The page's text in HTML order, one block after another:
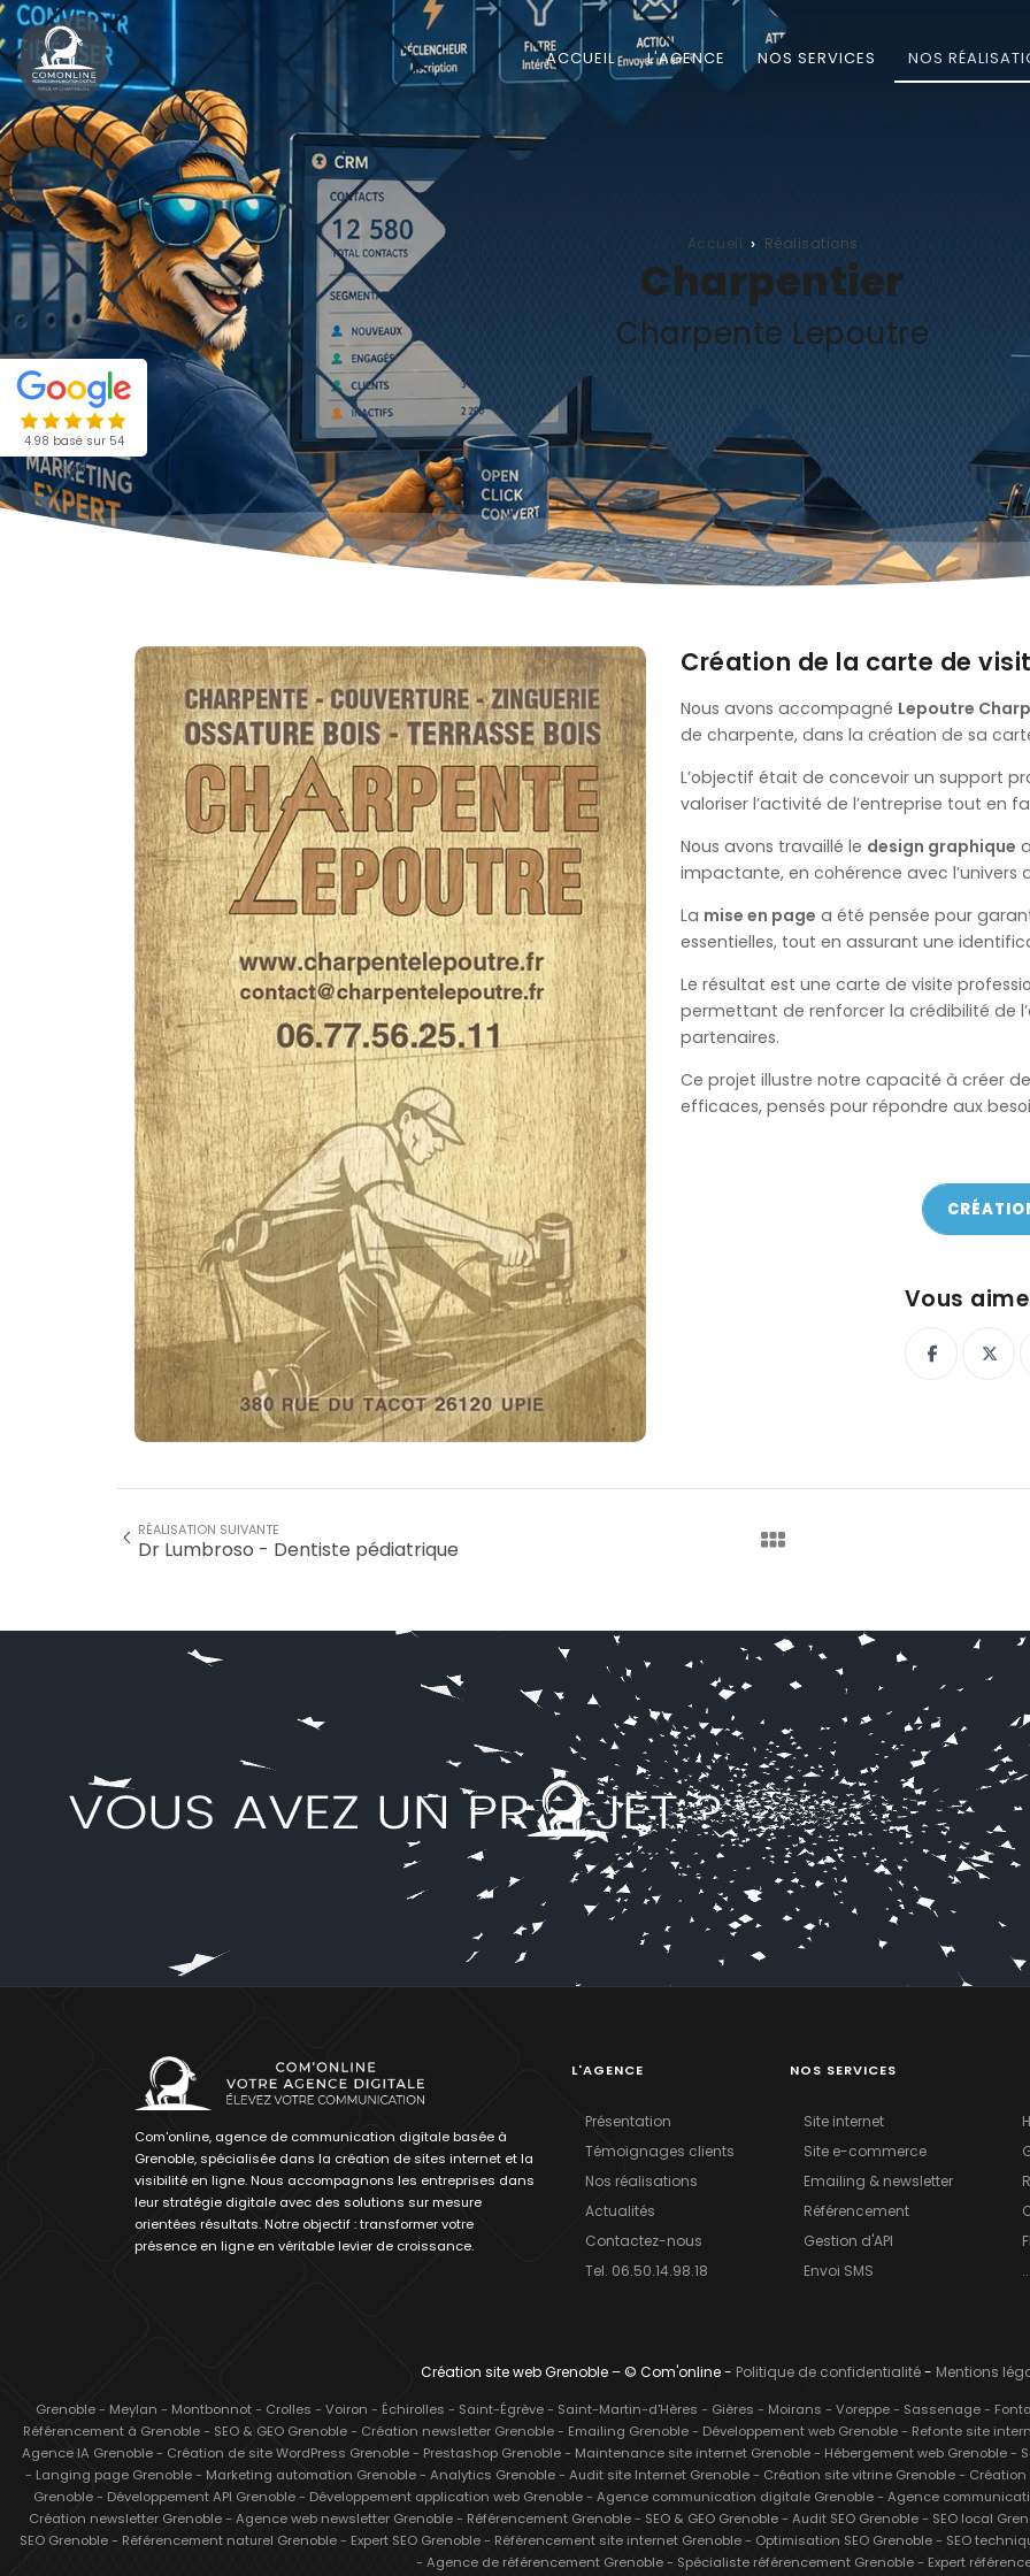
ACCUEIL L'AGENCE NOS SERVICES NOS
Accueil Réalisations
Charpentier
Charpente Lepoutre
4.98 basé sur 54
avis
Création de la carte de
Nous avons accompagné Lepoutre
de charpente, dans la création de sa
L’objectif était de concevoir un support
valoriser l’activité de l’entreprise tout en
Nous avons travaillé le design graphique
impactante, en cohérence avec l’univers
La mise en page a été pensée pour
essentielles, tout en assurant une
Le résultat est une carte de visite
permettant de renforcer la crédibilité de
partenaires.
Ce projet illustre notre capacité à créer
efficaces, pensés pour répondre aux
Vous
RÉALISATION SUIVANTE
Dr Lumbroso - Dentiste pédiatrique
Com'online, agence de communication digitale basée à
Grenoble, spécialisée dans la création de sites internet et la
visibilité en ligne. Nous accompagnons les entreprises dans
leur stratégie digitale avec des solutions sur mesure
orientées résultats. Notre objectif : transformer votre
présence en ligne en véritable levier de croissance.
L'AGENCE
Présentation
Témoignages clients
Nos réalisations
Actualités
Contactez-nous
Tel. 06.50.14.98.18
NOS SERVICES
Site internet
Site e-commerce
Emailing & newsletter
Référencement
Gestion d'API
Envoi SMS
...
Création site web Grenoble – © Com'online - Politique de confidentialité- Mentions
Grenoble- Meylan - Montbonnot- Crolles - Voiron - Échirolles - Saint-Égrève- Saint-Martin-d'Hères - Gières - Moirans - Voreppe- Sassenage-
Référencement à Grenoble- SEO & GEO Grenoble- Création newsletter Grenoble- Emailing Grenoble- Développement web Grenoble- Refonte site
Agence IA Grenoble- Création de site WordPress Grenoble- Prestashop Grenoble- Maintenance site internet Grenoble- Hébergement web Grenoble-
- Langing page Grenoble- Marketing automation Grenoble- Analytics Grenoble- Audit site Internet Grenoble- Création site vitrine Grenoble- Création
Grenoble- Développement API Grenoble- Développement application web Grenoble- Agence communication digitale Grenoble- Agence
Création newsletter Grenoble- Agence web newsletter Grenoble- Référencement Grenoble- SEO & GEO Grenoble- Audit SEO Grenoble- SEO local
SEO Grenoble- Référencement naturel Grenoble- Expert SEO Grenoble- Référencement site internet Grenoble- Optimisation SEO Grenoble- SEO
- Agence de référencement Grenoble- Spécialiste référencement Grenoble- Expert